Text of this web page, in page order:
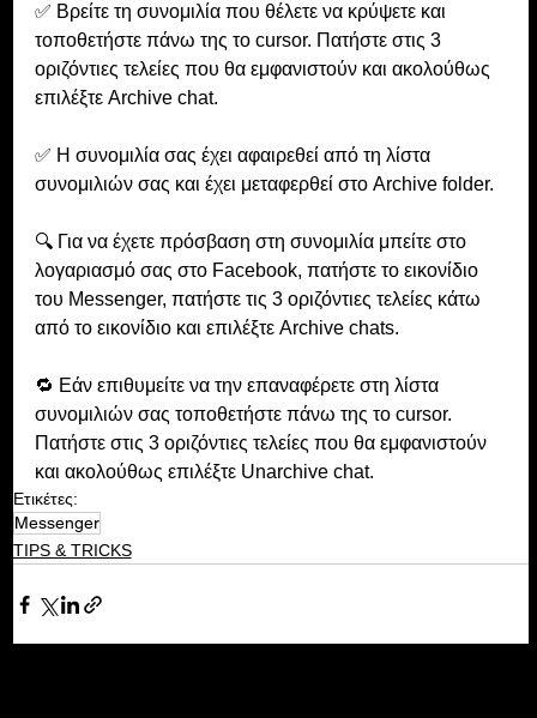
✅ Βρείτε τη συνομιλία που θέλετε να κρύψετε και
τοποθετήστε πάνω της το cursor. Πατήστε στις 3
οριζόντιες τελείες που θα εμφανιστούν και ακολούθως
επιλέξτε Archive chat.
✅ Η συνομιλία σας έχει αφαιρεθεί από τη λίστα
συνομιλιών σας και έχει μεταφερθεί στο Archive folder.
🔍 Για να έχετε πρόσβαση στη συνομιλία μπείτε στο
λογαριασμό σας στο Facebook, πατήστε το εικονίδιο
του Messenger, πατήστε τις 3 οριζόντιες τελείες κάτω
από το εικονίδιο και επιλέξτε Archive chats.
🔁 Εάν επιθυμείτε να την επαναφέρετε στη λίστα
συνομιλιών σας τοποθετήστε πάνω της το cursor.
Πατήστε στις 3 οριζόντιες τελείες που θα εμφανιστούν
και ακολούθως επιλέξτε Unarchive chat.
Ετικέτες:
Messenger
TIPS & TRICKS